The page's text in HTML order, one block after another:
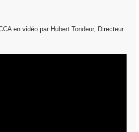
en vidéo par Hubert Tondeur, Directeur